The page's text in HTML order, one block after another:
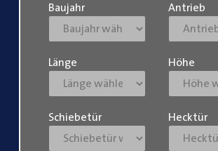
Baujahr Antrieb
Länge Höhe
Schiebetür Hecktür